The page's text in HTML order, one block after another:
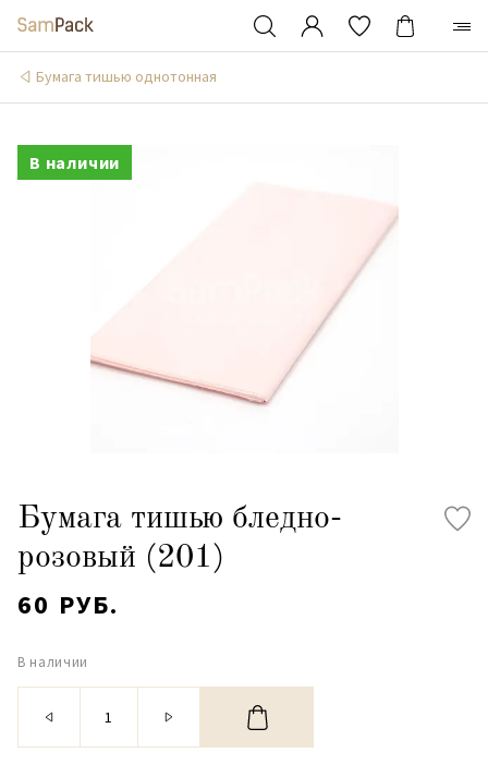
Бумага тишью однотонная
В наличии
Бумага тишью бледно-
розовый (201)
60 РУБ.
В наличии